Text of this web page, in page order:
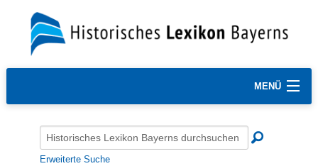
MENÜ
Erweiterte Suche